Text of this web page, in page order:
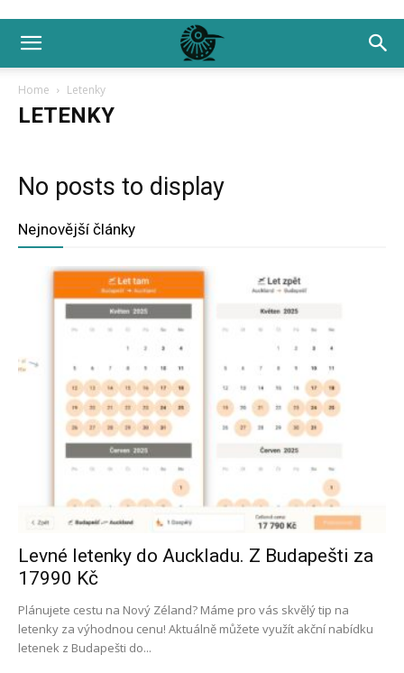
Home Letenky
LETENKY
No posts to display
Nejnovější články
Levné letenky do Auckladu. Z Budapešti za
17990 Kč
Plánujete cestu na Nový Zéland? Máme pro vás skvělý tip na
letenky za výhodnou cenu! Aktuálně můžete využít akční nabídku
letenek z Budapešti do...